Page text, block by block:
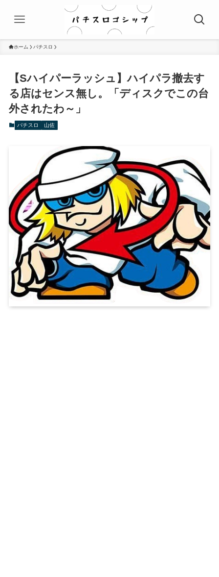
ホーム パチスロ
【Sハイパーラッシュ】ハイパラ撤去す
る店はセンス無し。「ディスクでこの台
外されたわ～」
パチスロ 山佐